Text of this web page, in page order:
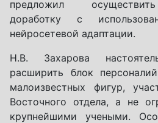
предложил
доработку с
нейросетевой адаптации.
Н.В. Захарова
расширить блок
малоизвестных фигур,
Восточного отдела, а не
крупнейшими учеными.